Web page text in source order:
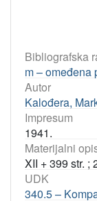
Bibliografska
m – omeđena
Autor
Kalođera,
Impresum
1941.
Materijalni
XII + 399 str. ;
UDK
340.5 –